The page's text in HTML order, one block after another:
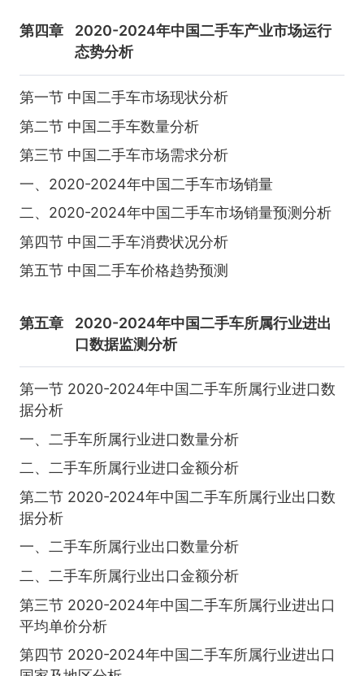
第四章
2020-2024年中国二手车产业市场运行
态势分析
第一节 中国二手车市场现状分析
第二节 中国二手车数量分析
第三节 中国二手车市场需求分析
一、2020-2024年中国二手车市场销量
二、2020-2024年中国二手车市场销量预测分析
第四节 中国二手车消费状况分析
第五节 中国二手车价格趋势预测
第五章
2020-2024年中国二手车所属行业进出
口数据监测分析
第一节 2020-2024年中国二手车所属行业进口数
据分析
一、二手车所属行业进口数量分析
二、二手车所属行业进口金额分析
第二节 2020-2024年中国二手车所属行业出口数
据分析
一、二手车所属行业出口数量分析
二、二手车所属行业出口金额分析
第三节 2020-2024年中国二手车所属行业进出口
平均单价分析
第四节 2020-2024年中国二手车所属行业进出口